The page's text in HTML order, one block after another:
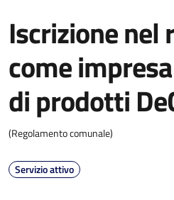
Iscrizione nel
come
di prodotti
(Regolamento comunale)
Servizio attivo